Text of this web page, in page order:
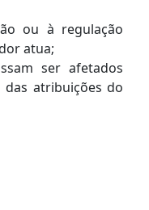
ou à regulação
atua;
ser afetados
atribuições do